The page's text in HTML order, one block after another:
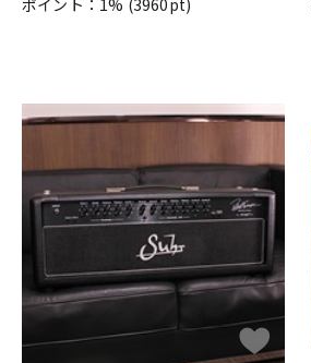
ポイント：1% (3960pt)